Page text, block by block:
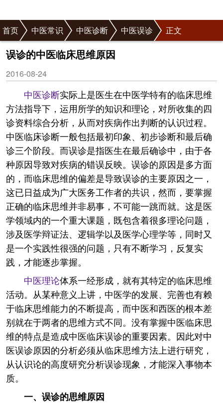
首页 中医常识 中医诊断 中医误诊 正文
误诊的中医临床思维原因
2016-08-24
中医诊断实际上是医生在中医学特有的临床思维
方法指导下，运用所学的知识和理论，对所收集的四
诊资料综合分析，从而对疾病作出判断的认识过程。
中医临床诊断一般包括最初印象、初步诊断和最后确
诊三个阶段。而误诊是指医生在最后确诊中，由于各
种原因导致对疾病的错误反映。误诊的原因是多方面
的，而临床思维的偏差是导致误诊的主要原因之一，
这已日益成为广大医务工作者的共识，然而，要掌握
正确的临床思维并非易事，不可能一跳而就。这是医
学领域内的一个重大课题，既包含着很多理论问题，
涉及医学辩证法、逻辑学以及医学心理学等，同时又
是一个实践性很强的问题，只有不断学习，反复实
践，才能逐步掌握。
中医理论体系一经形成，就有其特定的临床思维
活动。从某种意义上讲，中医学的发展、完善也有赖
于临床思维能力的不断提高，而中医和西医的根本差
别就在于两者的思维方式不同。没有掌握中医临床思
维的特点是造成中医临床误诊的重要因素。因此对中
医误诊原因的分析必须从临床思维方法上进行研究，
从认识论的高度研究分析误诊现象，才能深入事物本
质。
一、误诊的思维原因